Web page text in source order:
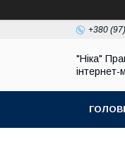
+380
"Ніка"
інтернет-